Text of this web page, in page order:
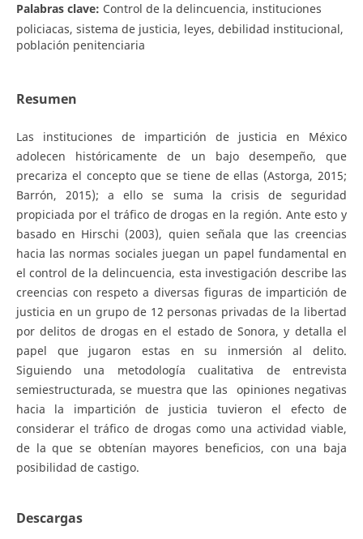
Palabras clave: Control de la delincuencia, instituciones
policiacas, sistema de justicia, leyes, debilidad institucional,
población penitenciaria
Resumen
Las instituciones de impartición de justicia en México
adolecen históricamente de un bajo desempeño, que
precariza el concepto que se tiene de ellas (Astorga, 2015;
Barrón, 2015); a ello se suma la crisis de seguridad
propiciada por el tráfico de drogas en la región. Ante esto y
basado en Hirschi (2003), quien señala que las creencias
hacia las normas sociales juegan un papel fundamental en
el control de la delincuencia, esta investigación describe las
creencias con respeto a diversas figuras de impartición de
justicia en un grupo de 12 personas privadas de la libertad
por delitos de drogas en el estado de Sonora, y detalla el
papel que jugaron estas en su inmersión al delito.
Siguiendo una metodología cualitativa de entrevista
semiestructurada, se muestra que las opiniones negativas
hacia la impartición de justicia tuvieron el efecto de
considerar el tráfico de drogas como una actividad viable,
de la que se obtenían mayores beneficios, con una baja
posibilidad de castigo.
Descargas